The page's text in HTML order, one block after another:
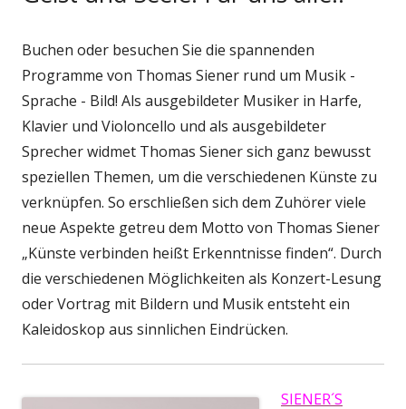
Buchen oder besuchen Sie die spannenden
Programme von Thomas Siener rund um Musik -
Sprache - Bild! Als ausgebildeter Musiker in Harfe,
Klavier und Violoncello und als ausgebildeter
Sprecher widmet Thomas Siener sich ganz bewusst
speziellen Themen, um die verschiedenen Künste zu
verknüpfen. So erschließen sich dem Zuhörer viele
neue Aspekte getreu dem Motto von Thomas Siener
„Künste verbinden heißt Erkenntnisse finden“. Durch
die verschiedenen Möglichkeiten als Konzert-Lesung
oder Vortrag mit Bildern und Musik entsteht ein
Kaleidoskop aus sinnlichen Eindrücken.
SIENER´S